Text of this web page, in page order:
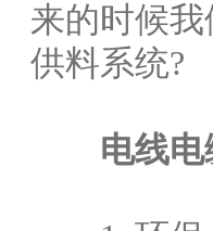
来的时候
供料系统?
电线